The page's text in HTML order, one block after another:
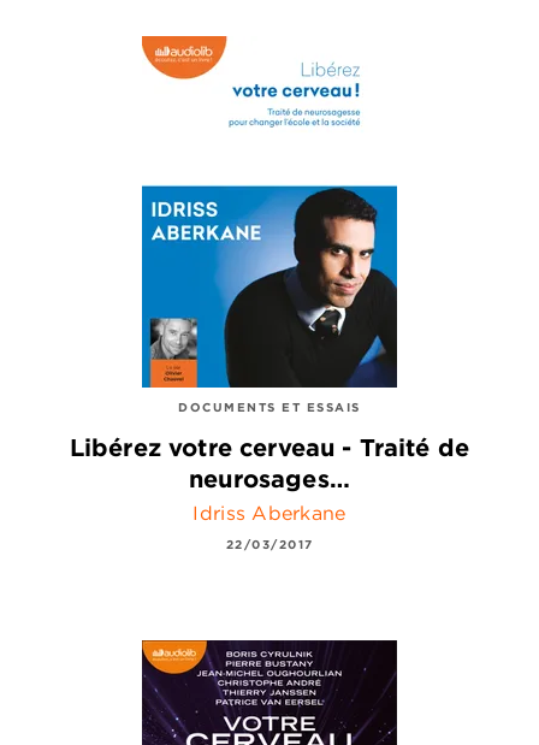
DOCUMENTS ET ESSAIS
Libérez votre cerveau - Traité de
neurosages…
Idriss Aberkane
22/03/2017